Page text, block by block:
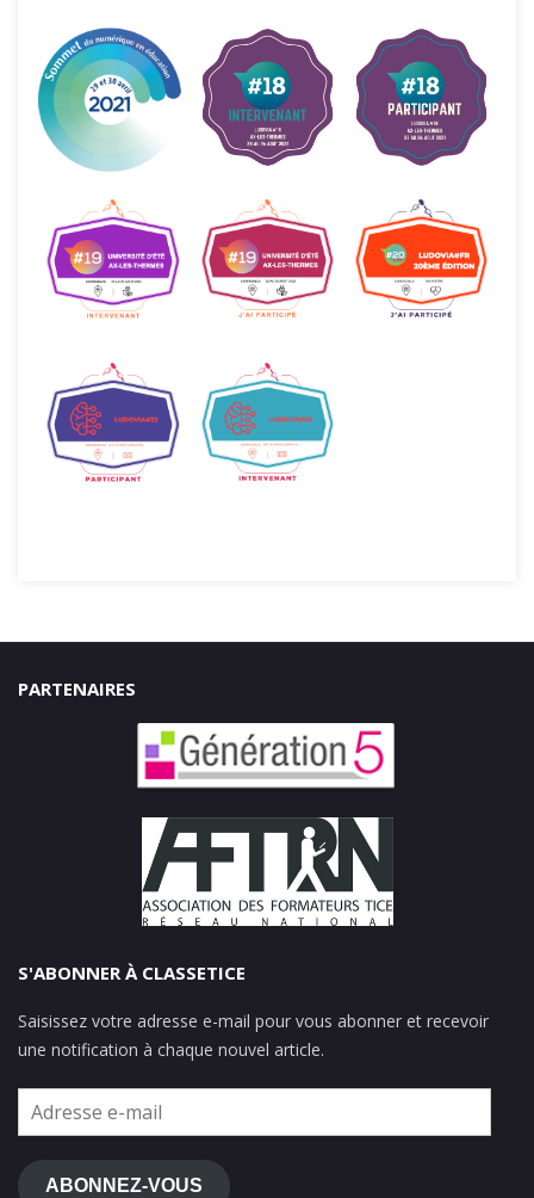
PARTENAIRES
S'ABONNER À CLASSETICE
Saisissez votre adresse e-mail pour vous abonner et recevoir
une notification à chaque nouvel article.
Adresse
mail
ABONNEZ-VOUS